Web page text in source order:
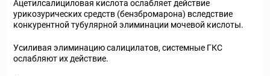
Ацетилсалициловая кислота ослабляет действие
урикозурических средств (бензбромарона) вследствие
конкурентной тубулярной элиминации мочевой кислоты.
Усиливая элиминацию салицилатов, системные ГКС
ослабляют их действие.